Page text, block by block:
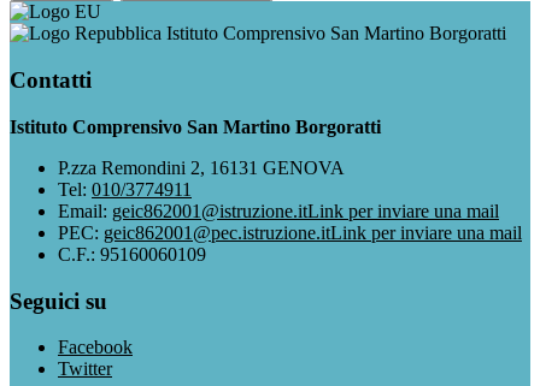
Istituto Comprensivo San Martino Borgoratti
Contatti
Istituto Comprensivo San Martino Borgoratti
P.zza Remondini 2, 16131 GENOVA
Tel: 010/3774911
Email: geic862001@istruzione.itLink per inviare una mail
PEC: geic862001@pec.istruzione.itLink per inviare una mail
C.F.: 95160060109
Seguici su
Facebook
Twitter